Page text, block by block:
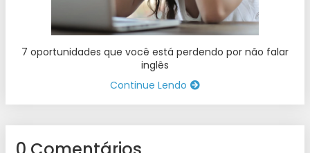
7 oportunidades que você está perdendo por não falar
inglês
Continue Lendo